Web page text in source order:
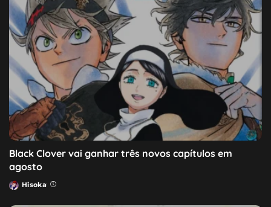
Black Clover vai ganhar três novos capítulos em
agosto
Posted
Hisoka